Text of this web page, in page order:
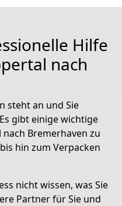
Hilfe
nach
steht an und Sie
gibt einige wichtige
Bremerhaven zu
hin zum Verpacken
nicht wissen, was Sie
Partner für Sie und